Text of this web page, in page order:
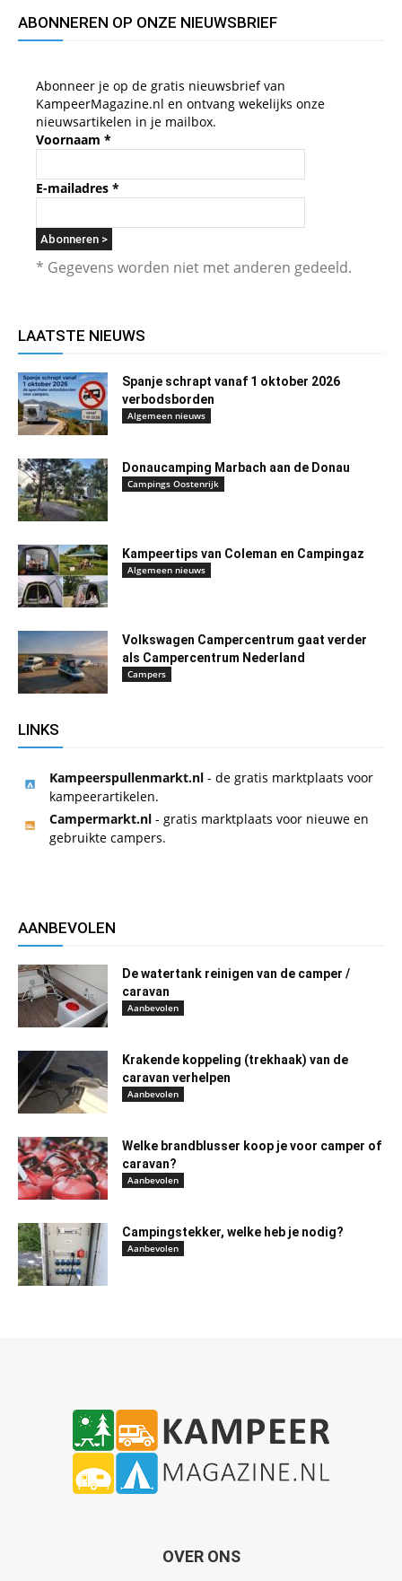
ABONNEREN OP ONZE NIEUWSBRIEF
Abonneer je op de gratis nieuwsbrief van
KampeerMagazine.nl en ontvang wekelijks onze
nieuwsartikelen in je mailbox.
Voornaam *
E-mailadres *
* Gegevens worden niet met anderen gedeeld.
LAATSTE NIEUWS
Spanje schrapt vanaf 1 oktober 2026
verbodsborden
Algemeen nieuws
Donaucamping Marbach aan de Donau
Campings Oostenrijk
Kampeertips van Coleman en Campingaz
Algemeen nieuws
Volkswagen Campercentrum gaat verder
als Campercentrum Nederland
Campers
LINKS
Kampeerspullenmarkt.nl - de gratis marktplaats voor
kampeerartikelen.
Campermarkt.nl - gratis marktplaats voor nieuwe en
gebruikte campers.
AANBEVOLEN
De watertank reinigen van de camper /
caravan
Aanbevolen
Krakende koppeling (trekhaak) van de
caravan verhelpen
Aanbevolen
Welke brandblusser koop je voor camper of
caravan?
Aanbevolen
Campingstekker, welke heb je nodig?
Aanbevolen
OVER ONS